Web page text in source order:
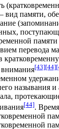
вид памяти,
перевода
[43][44]
называния и
[44].